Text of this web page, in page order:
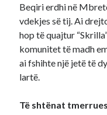
Beqiri erdhi në
vdekjes së tij. Ai
hop të quajtur
komunitet të madh
ai fshihte një jetë të
lartë.
Të shtënat